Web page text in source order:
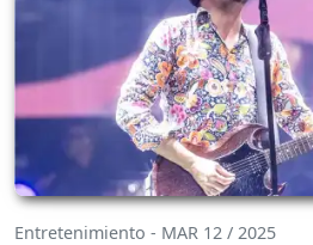
Entretenimiento - MAR 12 / 2025